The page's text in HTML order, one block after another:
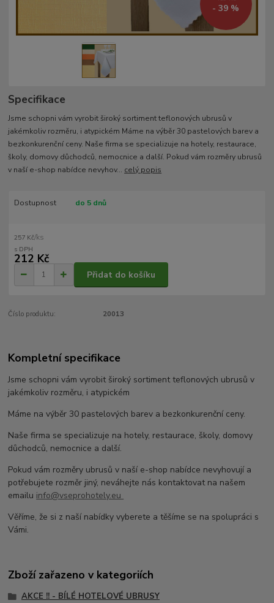
- 39 %
Specifikace
Jsme schopni vám vyrobit široký sortiment teflonových ubrusů v
jakémkoliv rozměru, i atypickém Máme na výběr 30 pastelových barev a
bezkonkurenční ceny. Naše firma se specializuje na hotely, restaurace,
školy, domovy důchodců, nemocnice a další. Pokud vám rozměry ubrusů
v naší e-shop nabídce nevyhov... celý popis
Dostupnost do 5 dnů
257 Kč/ks
212 Kč
Přidat do košíku
Číslo produktu: 20013
Kompletní specifikace
Jsme schopni vám vyrobit široký sortiment teflonových ubrusů v
jakémkoliv rozměru, i atypickém
Máme na výběr 30 pastelových barev a bezkonkurenční ceny.
Naše firma se specializuje na hotely, restaurace, školy, domovy
důchodců, nemocnice a další.
Pokud vám rozměry ubrusů v naší e-shop nabídce nevyhovují a
potřebujete rozměr jiný, neváhejte nás kontaktovat na našem
emailu info@vseprohotely.eu
Věříme, že si z naší nabídky vyberete a těšíme se na spolupráci s
Vámi.
Zboží zařazeno v kategoriích
AKCE !! - BÍLÉ HOTELOVÉ UBRUSY